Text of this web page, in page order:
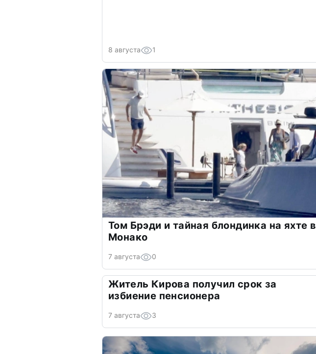
8 августа 1
Том Брэди и тайная блондинка на яхте в
Монако
7 августа 0
Житель Кирова получил срок за
избиение пенсионера
7 августа 3